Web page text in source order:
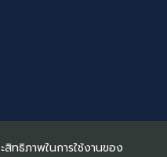
ทธิภาพในการใช้งานของ